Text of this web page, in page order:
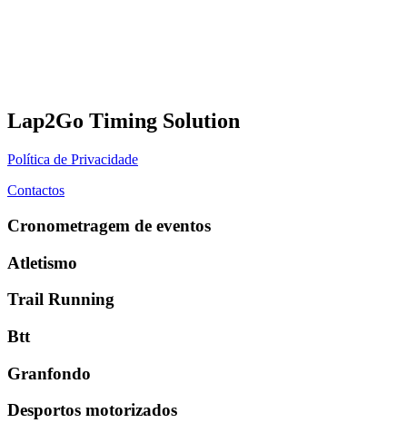
Lap2Go Timing Solution
Política de Privacidade
Contactos
Cronometragem de eventos
Atletismo
Trail Running
Btt
Granfondo
Desportos motorizados